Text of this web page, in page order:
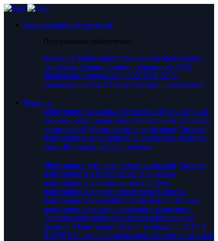
Программное обеспечение
Программное обеспечение
AXENTA Мониторинг транспорта Мониторинг
персонала Сервис администрирования CMS
Мобильное приложение AXENTA GPS-
приложение AXENTA Go Магазин приложений
Решения
Мониторинг легковых автомобилей Мониторинг
пассажирского транспорта Мониторинг грузовых
автомобилей Мониторинг спецтехники Система
мониторинга каршеринга Система мониторинга
такси Контроль расхода топлива
Мониторинг для лизинговых компаний Система
мониторинга и контроля ЖКХ Система
мониторинга для бензовозов Система
мониторинга водного транспорта Система
мониторинга воздушного транспорта Система
мониторинга железнодорожного транспорта
Система мониторинга сельскохозяйственной
техники Мониторинг лесной техники по ПП РФ
№1378 Мониторинг транспорта в сфере логистики